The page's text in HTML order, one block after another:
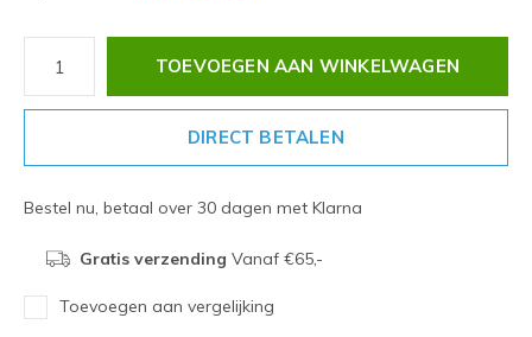
TOEVOEGEN AAN WINKELWAGEN
DIRECT BETALEN
Bestel nu, betaal over 30 dagen met Klarna
Gratis verzending Vanaf €65,-
Toevoegen aan vergelijking